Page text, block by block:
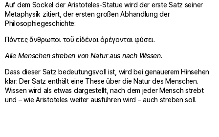
Auf dem Sockel der Aristoteles-Statue wird der erste Satz seiner
Metaphysik zitiert, der ersten großen Abhandlung der
Philosophiegeschichte:
Πάντες ἄνθρωποι τοῦ εἰδέναι ὀρέγονται φύσει.
Alle Menschen streben von Natur aus nach Wissen.
Dass dieser Satz bedeutungsvoll ist, wird bei genauerem Hinsehen
klar: Der Satz enthält eine These über die Natur des Menschen.
Wissen wird als etwas dargestellt, nach dem jeder Mensch strebt
und – wie Aristoteles weiter ausführen wird – auch streben soll.